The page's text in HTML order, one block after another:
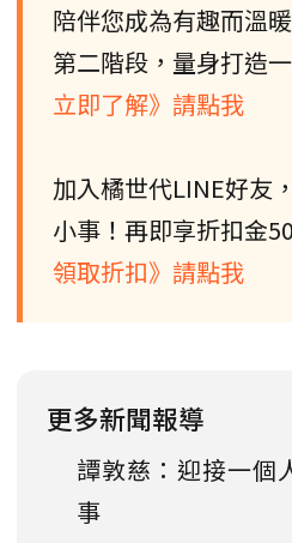
陪伴您成為有趣而溫
第二階段，量身打造
立即了解》請點我
加入橘世代LINE好友
小事！再即享折扣金
領取折扣》請點我
更多新聞報導
譚敦慈：迎接一個
事